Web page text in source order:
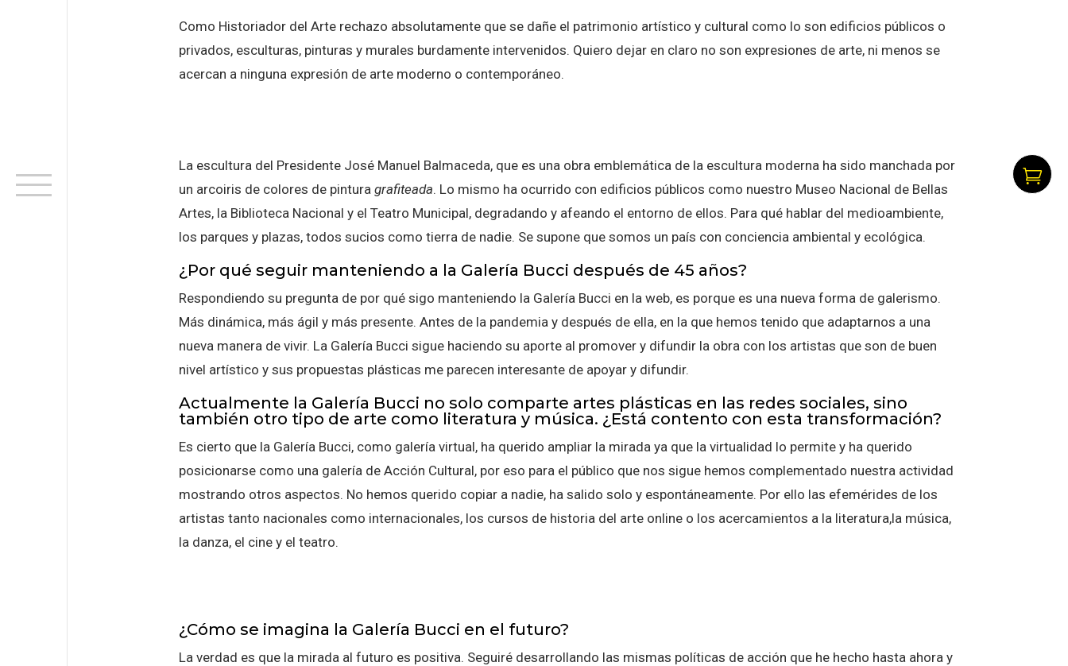
Como Historiador del Arte rechazo absolutamente que se dañe el patrimonio artístico y cultural como lo son edificios públicos o
privados, esculturas, pinturas y murales burdamente intervenidos. Quiero dejar en claro no son expresiones de arte, ni menos se
acercan a ninguna expresión de arte moderno o contemporáneo.
La escultura del Presidente José Manuel Balmaceda, que es una obra emblemática de la escultura moderna ha sido manchada por
un arcoiris de colores de pintura grafiteada. Lo mismo ha ocurrido con edificios públicos como nuestro Museo Nacional de Bellas
Artes, la Biblioteca Nacional y el Teatro Municipal, degradando y afeando el entorno de ellos. Para qué hablar del medioambiente,
los parques y plazas, todos sucios como tierra de nadie. Se supone que somos un país con conciencia ambiental y ecológica.
¿Por qué seguir manteniendo a la Galería Bucci después de 45 años?
Respondiendo su pregunta de por qué sigo manteniendo la Galería Bucci en la web, es porque es una nueva forma de galerismo.
Más dinámica, más ágil y más presente. Antes de la pandemia y después de ella, en la que hemos tenido que adaptarnos a una
nueva manera de vivir. La Galería Bucci sigue haciendo su aporte al promover y difundir la obra con los artistas que son de buen
nivel artístico y sus propuestas plásticas me parecen interesante de apoyar y difundir.
Actualmente la Galería Bucci no solo comparte artes plásticas en las redes sociales, sino
también otro tipo de arte como literatura y música. ¿Está contento con esta transformación?
Es cierto que la Galería Bucci, como galería virtual, ha querido ampliar la mirada ya que la virtualidad lo permite y ha querido
posicionarse como una galería de Acción Cultural, por eso para el público que nos sigue hemos complementado nuestra actividad
mostrando otros aspectos. No hemos querido copiar a nadie, ha salido solo y espontáneamente. Por ello las efemérides de los
artistas tanto nacionales como internacionales, los cursos de historia del arte online o los acercamientos a la literatura,la música,
la danza, el cine y el teatro.
¿Cómo se imagina la Galería Bucci en el futuro?
La verdad es que la mirada al futuro es positiva. Seguiré desarrollando las mismas políticas de acción que he hecho hasta ahora y
